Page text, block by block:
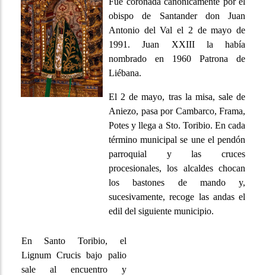
obispo de Santander don Juan
Antonio del Val el 2 de mayo de
1991. Juan XXIII la había
nombrado en 1960 Patrona de
Liébana.
El 2 de mayo, tras la misa, sale de
Aniezo, pasa por Cambarco, Frama,
Potes y llega a Sto. Toribio. En cada
término municipal se une el pendón
parroquial y las cruces
procesionales, los alcaldes chocan
los bastones de mando y,
sucesivamente, recoge las andas el
edil del siguiente municipio.
En Santo Toribio, el
Lignum Crucis bajo palio
sale al encuentro y